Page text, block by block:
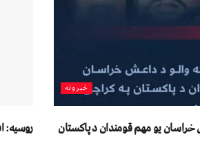
خبرونه
خراسان یو مهم قومندان د پاکستان
روسیه: